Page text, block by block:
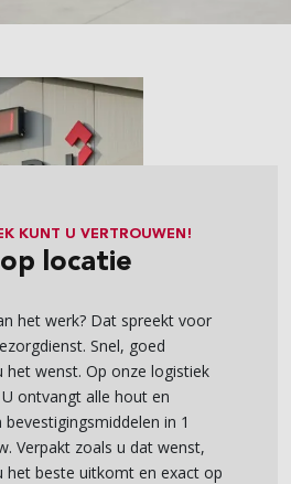
KUNT U VERTROUWEN!
locatie
het werk? Dat spreekt voor
Snel, goed
het wenst. Op onze logistiek
ontvangt alle hout en
in 1
Verpakt zoals u dat wenst,
het beste uitkomt en exact op